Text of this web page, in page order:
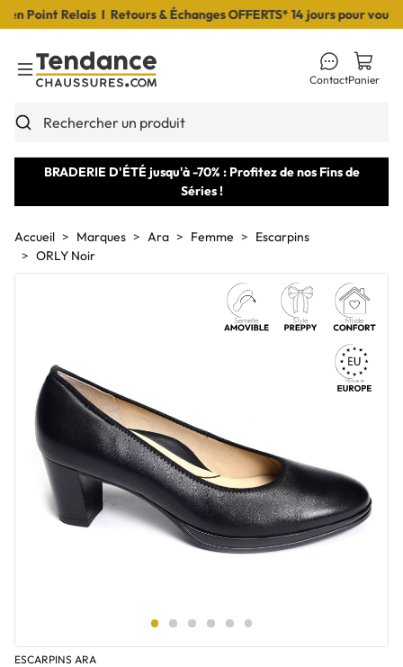
Point Relais I Retours & Échanges OFFERTS* 14 jours pour vous
Toggle Menu
Rechercher un produit
ContactPanier
BRADERIE D'ÉTÉ jusqu'à -70% : Profitez de nos Fins de
Séries !
Accueil Marques Ara Femme
Escarpins
ORLY Noir
ESCARPINS ARA